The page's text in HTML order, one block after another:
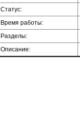
Статус:
Время работы:
Разделы:
Описание: